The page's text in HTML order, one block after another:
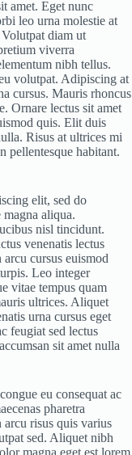
amet. Eget nunc
leo urna molestie at
diam ut
viverra
nibh tellus.
volutpat. Adipiscing at
cursus. Mauris rhoncus
Ornare lectus sit amet
quis. Elit duis
Risus at ultrices mi
pellentesque habitant.
elit, sed do
aliqua.
nisl tincidunt.
venenatis lectus
cursus euismod
Leo integer
vitae tempus quam
ultrices. Aliquet
urna cursus eget
feugiat sed lectus
sit amet nulla
eu consequat ac
pharetra
risus quis varius
sed. Aliquet nibh
magna eget est lorem